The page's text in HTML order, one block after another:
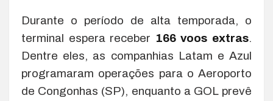
Durante o período de alta temporada, o
terminal espera receber 166 voos extras.
Dentre eles, as companhias Latam e Azul
programaram operações para o Aeroporto
de Congonhas (SP), enquanto a GOL prevê